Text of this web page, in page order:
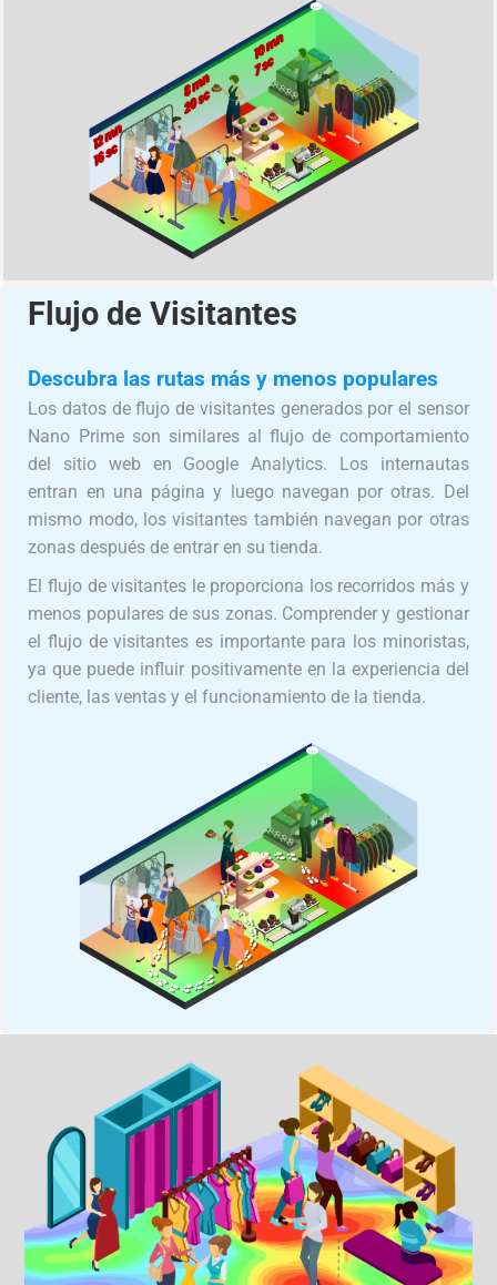
Flujo de Visitantes
Descubra las rutas más y menos populares
Los datos de flujo de visitantes generados por el sensor
Nano Prime son similares al flujo de comportamiento
del sitio web en Google Analytics. Los internautas
entran en una página y luego navegan por otras. Del
mismo modo, los visitantes también navegan por otras
zonas después de entrar en su tienda.
El flujo de visitantes le proporciona los recorridos más y
menos populares de sus zonas. Comprender y gestionar
el flujo de visitantes es importante para los minoristas,
ya que puede influir positivamente en la experiencia del
cliente, las ventas y el funcionamiento de la tienda.